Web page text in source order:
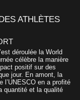
ATHLÈTES
déroulée la World
célèbre la manière
positif sur des
jour. En amont, la
l’UNESCO en a profité
quantité et la qualité